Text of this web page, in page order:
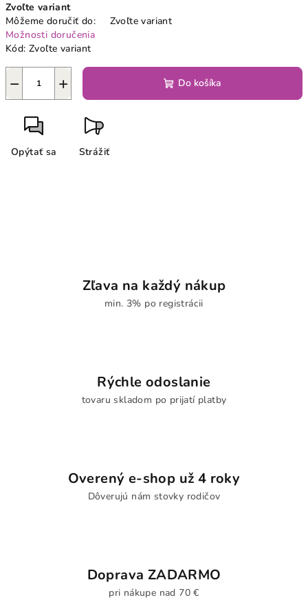
cena:
Zvoľte variant
Môžeme doručiť do:
Zvoľte variant
Možnosti doručenia
Kód: Zvoľte variant
+
− Do košíka
Opýtať sa Strážiť
Zľava na každý nákup
min. 3% po registrácii
Rýchle odoslanie
tovaru skladom po prijatí platby
Overený e-shop už 4 roky
Dôverujú nám stovky rodičov
Doprava ZADARMO
pri nákupe nad 70 €